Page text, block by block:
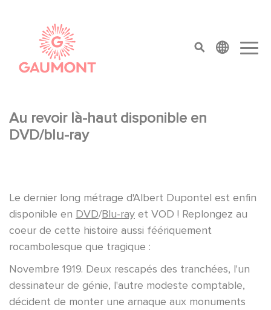
top menu
Au revoir là-haut disponible en
DVD/blu-ray
Le dernier long métrage d'Albert Dupontel est enfin
disponible en DVD/Blu-ray et VOD ! Replongez au
coeur de cette histoire aussi féériquement
rocambolesque que tragique :
Novembre 1919. Deux rescapés des tranchées, l'un
dessinateur de génie, l'autre modeste comptable,
décident de monter une arnaque aux monuments